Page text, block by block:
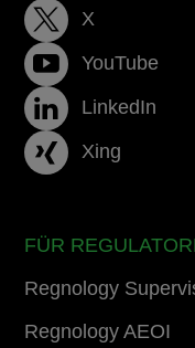
X
YouTube
LinkedIn
Xing
FÜR
Regnology
Regnology AEOI